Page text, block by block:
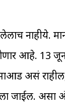
नाहीये.
आहे. 13
असं
जाईल. असा